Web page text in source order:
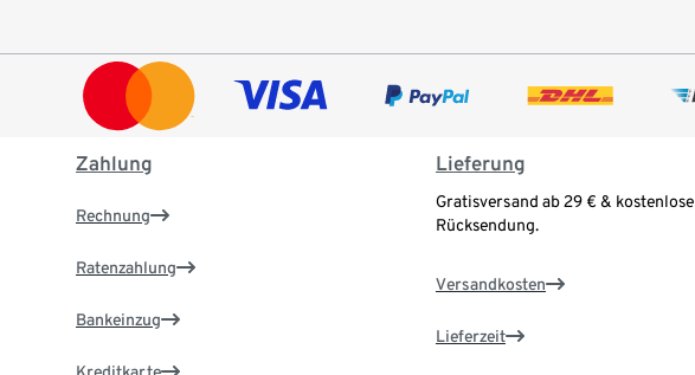
Zahlung
Rechnung
Ratenzahlung
Bankeinzug
Lieferung
Gratisversand ab 29 € & kostenlose
Rücksendung.
Versandkosten
Lieferzeit